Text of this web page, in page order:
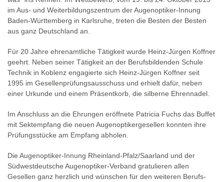
im Aus- und Weiterbildungszentrum der Augenoptiker-Innung
Baden-Württemberg in Karlsruhe, treten die Besten der Besten
aus ganz Deutschland an.
Für 20 Jahre ehrenamtliche Tätigkeit wurde Heinz-Jürgen Koffner
geehrt. Neben seiner Tätigkeit an der Berufsbildenden Schule
Technik in Koblenz engagierte sich Heinz-Jürgen Koffner seit
1995 im Gesellenprüfungsausschuss und erhielt dafür, neben
einer Urkunde und einem Präsentkorb, die silberne Ehrennadel.
Im Anschluss an die Ehrungen eröffnete Patricia Fuchs das Buffet
mit Sektempfang die neuen Augenoptikergesellen konnten ihre
Prüfungsstücke am Empfang abholen.
Die Augenoptiker-Innung Rheinland-Pfalz/Saarland und der
Südwestdeutsche Augenoptiker-Verband gratulieren allen
Gesellen ganz herzlich und wünschen für den weiteren Berufs-